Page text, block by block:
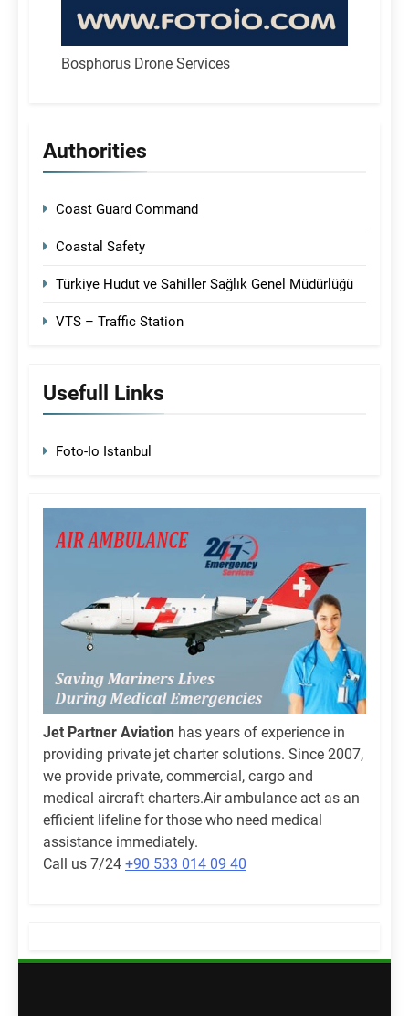
Bosphorus Drone Services
Authorities
Coast Guard Command
Coastal Safety
Türkiye Hudut ve Sahiller Sağlık Genel Müdürlüğü
VTS – Traffic Station
Usefull Links
Foto-Io Istanbul
Jet Partner Aviation has years of experience in
providing private jet charter solutions. Since 2007,
we provide private, commercial, cargo and
medical aircraft charters.Air ambulance act as an
efficient lifeline for those who need medical
assistance immediately.
Call us 7/24 +90 533 014 09 40